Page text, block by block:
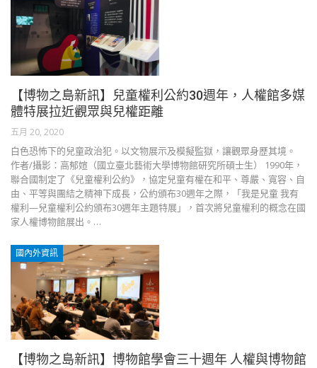
【博物之島新訊】兒童權利公約30週年，人權館多媒
體特展拉近觀眾與兒權距離
五月 20, 2020
白色恐怖下的兒童政治犯。以文物展示及模擬監獄，讓觀眾身歷其境。
作者∕攝影：高郁媗（國立臺北藝術大學博物館研究所碩士生） 1990年，
聯合國制定了《兒童權利公約》，協定兒童有權在和平、尊嚴、寬容、自
由、平等與團結之精神下成長，公約頒布30週年之際，「我是兒童 我有
權利—兒童權利公約頒布30週年主題特展」，首次將兒童權利的概念在國
家人權博物館展出。…
國內外資訊
【博物之島新訊】博物館學會三十週年 人權與博物館